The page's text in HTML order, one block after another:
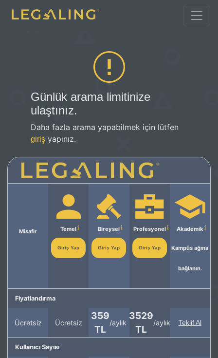
Günlük arama limitinize
ulaştınız.
Daha fazla arama yapabilmek için lütfen
giriş yapınız.
Misafir Temel
Giriş Yap
Bireysel
Giriş Yap
Profesyonel
Giriş Yap
Akademik
Kampüs ağına
bağlanın.
Fiyatlandırma
Ücretsiz Ücretsiz
359
TL
/aylık
3529
TL
/aylık Teklif Al
Kullanıcı Sayısı